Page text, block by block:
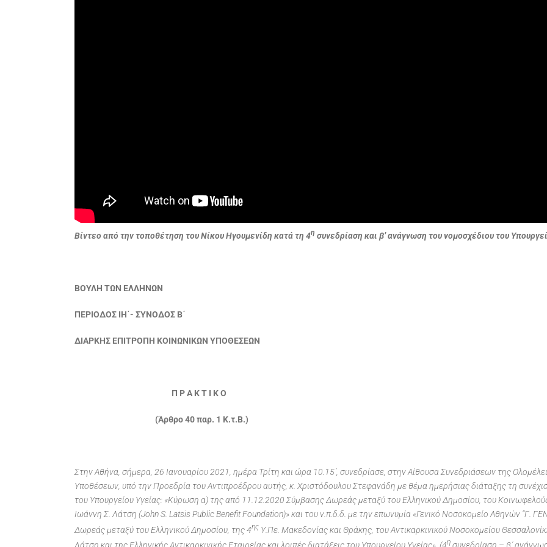
Bίντεο από την τοποθέτηση του Νίκου Ηγουμενίδη κατά τη 4η συνεδρίαση και β’ ανάγνωση του νομοσχέδιου του
ΒΟΥΛΗ ΤΩΝ ΕΛΛΗΝΩΝ
ΠΕΡΙΟΔΟΣ ΙΗ΄- ΣΥΝΟΔΟΣ Β΄
ΔΙΑΡΚΗΣ ΕΠΙΤΡΟΠΗ ΚΟΙΝΩΝΙΚΩΝ ΥΠΟΘΕΣΕΩΝ
Π Ρ Α Κ Τ Ι Κ Ο
(Άρθρο 40 παρ. 1 Κ.τ.Β.)
Στην Αθήνα, σήμερα, 26 Ιανουαρίου 2021, ημέρα Τρίτη και ώρα 10.15΄, συνεδρίασε, στην Αίθουσα Συνεδριάσεων της
Υποθέσεων, υπό την Προεδρία του Αντιπροέδρου αυτής, κ. Χριστόδουλου Στεφανάδη με θέμα ημερήσιας διάταξης τη
του Υπουργείου Υγείας: «Κύρωση α) της από 11.12.2020 Σύμβασης Δωρεάς μεταξύ του Ελληνικού Δημοσίου, του
Ιωάννη Σ. Λάτση (John S. Latsis Public Benefit Foundation)» και του ν.π.δ.δ. με την επωνυμία «Γενικό Νοσοκομείο Αθηνών “Γ.
Δωρεάς μεταξύ του Ελληνικού Δημοσίου, της 4ης Υ.Πε. Μακεδονίας και Θράκης, του Αντικαρκινικού Νοσοκομείου
η